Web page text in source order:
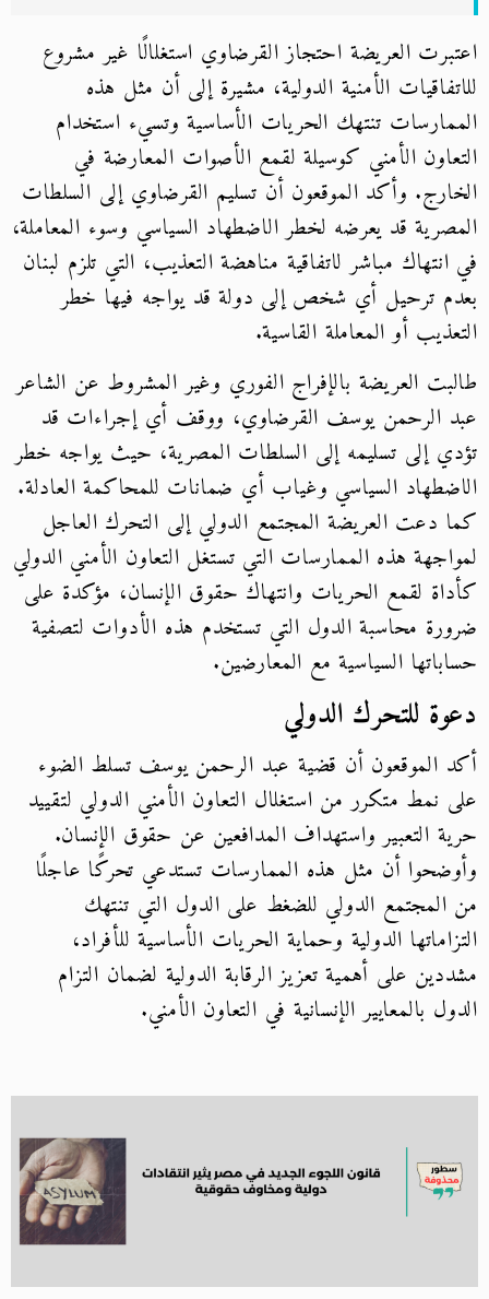
اعتبرت العريضة احتجاز القرضاوي استغلالًا غير مشروع
للاتفاقيات الأمنية الدولية، مشيرة إلى أن مثل هذه
الممارسات تنتهك الحريات الأساسية وتسيء استخدام
التعاون الأمني كوسيلة لقمع الأصوات المعارضة في
الخارج. وأكد الموقعون أن تسليم القرضاوي إلى السلطات
المصرية قد يعرضه لخطر الاضطهاد السياسي وسوء المعاملة،
في انتهاك مباشر لاتفاقية مناهضة التعذيب، التي تلزم لبنان
بعدم ترحيل أي شخص إلى دولة قد يواجه فيها خطر
التعذيب أو المعاملة القاسية.
طالبت العريضة بالإفراج الفوري وغير المشروط عن الشاعر
عبد الرحمن يوسف القرضاوي، ووقف أي إجراءات قد
تؤدي إلى تسليمه إلى السلطات المصرية، حيث يواجه خطر
الاضطهاد السياسي وغياب أي ضمانات للمحاكمة العادلة.
كما دعت العريضة المجتمع الدولي إلى التحرك العاجل
لمواجهة هذه الممارسات التي تستغل التعاون الأمني الدولي
كأداة لقمع الحريات وانتهاك حقوق الإنسان، مؤكدة على
ضرورة محاسبة الدول التي تستخدم هذه الأدوات لتصفية
حساباتها السياسية مع المعارضين.
دعوة للتحرك الدولي
أكد الموقعون أن قضية عبد الرحمن يوسف تسلط الضوء
على نمط متكرر من استغلال التعاون الأمني الدولي لتقييد
حرية التعبير واستهداف المدافعين عن حقوق الإنسان.
وأوضحوا أن مثل هذه الممارسات تستدعي تحركًا عاجلًا
من المجتمع الدولي للضغط على الدول التي تنتهك
التزاماتها الدولية وحماية الحريات الأساسية للأفراد،
مشددين على أهمية تعزيز الرقابة الدولية لضمان التزام
الدول بالمعايير الإنسانية في التعاون الأمني.